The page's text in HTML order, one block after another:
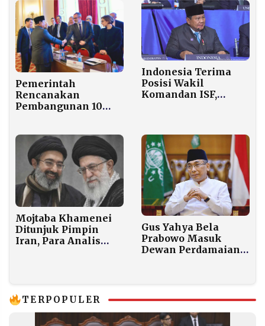
Pemerintah
Rencanakan
Pembangunan 10
Standar
Internasional
Indonesia Terima
Posisi Wakil
Komandan ISF,
Mojtaba Khamenei
Ditunjuk Pimpin
Iran, Para Analis
Gus Yahya Bela
Prabowo Masuk
Dewan Perdamaian
TERPOPULER